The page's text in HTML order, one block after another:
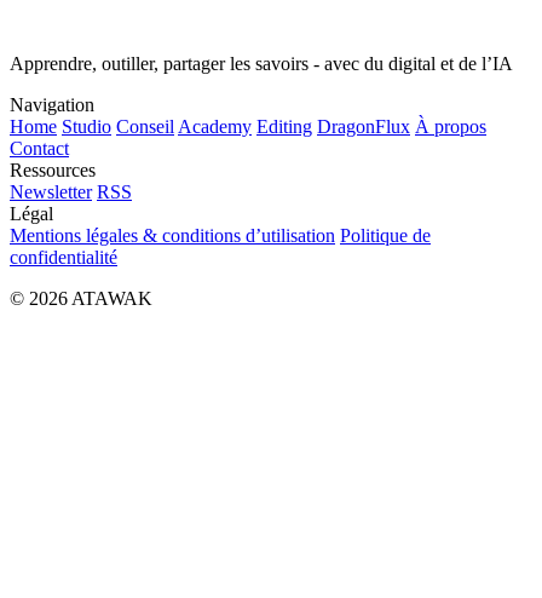
Apprendre, outiller, partager les savoirs - avec du digital et de l’IA
Navigation
Home Studio Conseil Academy Editing DragonFlux À propos
Contact
Ressources
Newsletter RSS
Légal
Mentions légales & conditions d’utilisation Politique de
confidentialité
© 2026 ATAWAK